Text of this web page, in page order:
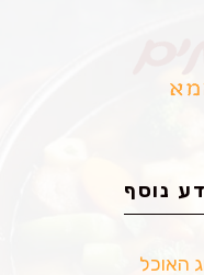
נוסף
האוכל